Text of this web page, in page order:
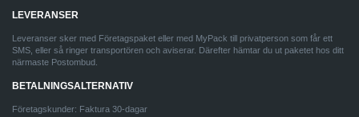
LEVERANSER
Leveranser sker med Företagspaket eller med MyPack till privatperson som får ett
SMS, eller så ringer transportören och aviserar. Därefter hämtar du ut paketet hos ditt
närmaste Postombud.
BETALNINGSALTERNATIV
Företagskunder: Faktura 30-dagar